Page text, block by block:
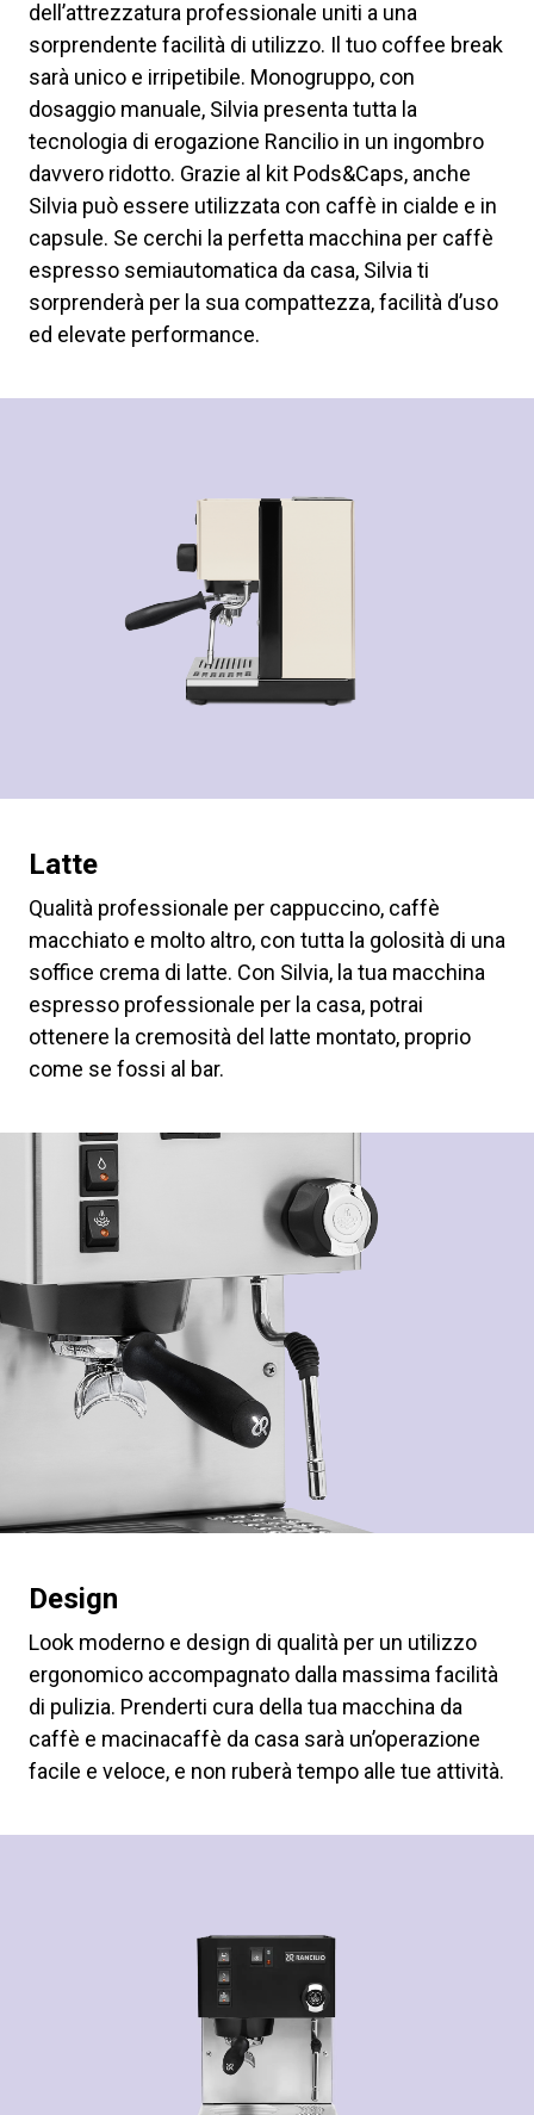
dell’attrezzatura professionale uniti a una
sorprendente facilità di utilizzo. Il tuo coffee break
sarà unico e irripetibile. Monogruppo, con
dosaggio manuale, Silvia presenta tutta la
tecnologia di erogazione Rancilio in un ingombro
davvero ridotto. Grazie al kit Pods&Caps, anche
Silvia può essere utilizzata con caffè in cialde e in
capsule. Se cerchi la perfetta macchina per caffè
espresso semiautomatica da casa, Silvia ti
sorprenderà per la sua compattezza, facilità d’uso
ed elevate performance.
Latte
Qualità professionale per cappuccino, caffè
macchiato e molto altro, con tutta la golosità di una
soffice crema di latte. Con Silvia, la tua macchina
espresso professionale per la casa, potrai
ottenere la cremosità del latte montato, proprio
come se fossi al bar.
Design
Look moderno e design di qualità per un utilizzo
ergonomico accompagnato dalla massima facilità
di pulizia. Prenderti cura della tua macchina da
caffè e macinacaffè da casa sarà un’operazione
facile e veloce, e non ruberà tempo alle tue attività.